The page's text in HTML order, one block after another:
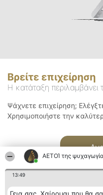
ΑΕΤΟΊ της
13:49
Βρείτε επιχείρηση
Η κατάταξη
Ψάχνετε επιχείρηση;
Χρησιμοποιήστε την